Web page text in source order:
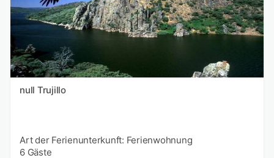
null Trujillo
Art der Ferienunterkunft: Ferienwohnung
6 Gäste